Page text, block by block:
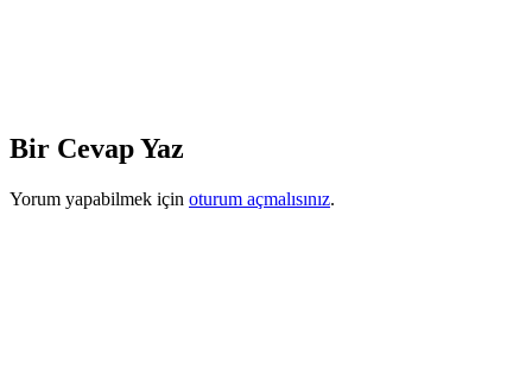
Bir Cevap Yaz
Yorum yapabilmek için oturum açmalısınız.